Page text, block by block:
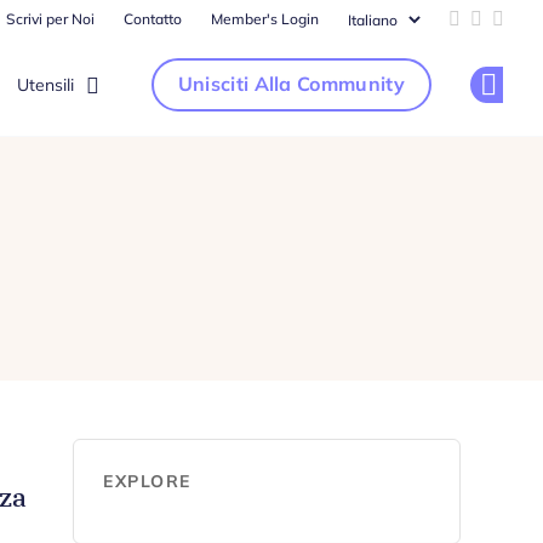
Scrivi per Noi Contatto Member's Login Add us
Follow
Utensili Unisciti Alla Community
EXPLORE